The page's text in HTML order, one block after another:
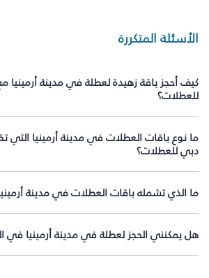
الأسئلة المتكررة
كيف أحجز باقة زهيدة لعطلة في مدينة أرمينيا
للعطلات؟
ما نوع باقات العطلات في مدينة أرمينيا التي
دبي للعطلات؟
ما الذي تشمله باقات العطلات في مدينة
هل يمكنني الحجز لعطلة في مدينة أرمينيا في